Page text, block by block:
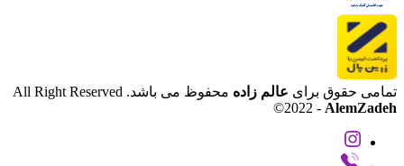
تمامی حقوق برای عالم زاده محفوظ می باشد. All Right Reserved
2022 - AlemZadeh
©